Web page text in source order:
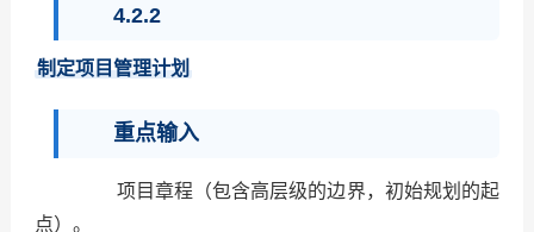
4.2.2
制定项目管理计划
重点输入
项目章程（包含高层级的边界，初始规划的起
点）。